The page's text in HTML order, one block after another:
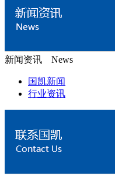
新闻资讯 News
国凯新闻
行业资讯